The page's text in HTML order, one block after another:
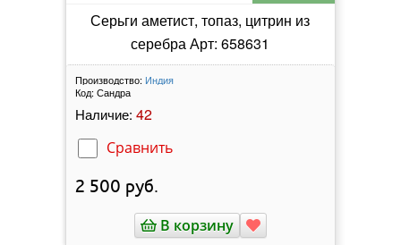
Серьги аметист, топаз, цитрин из
серебра Арт: 658631
Производство: Индия
Код: Сандра
Наличие: 42
Сравнить
2 500 руб.
В корзину